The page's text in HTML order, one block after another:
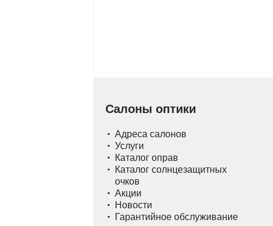
Салоны оптики
Адреса салонов
Услуги
Каталог оправ
Каталог солнцезащитных
очков
Акции
Новости
Гарантийное обслуживание